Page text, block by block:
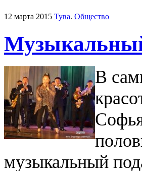
12 марта 2015 Тува. Общество
В
музыкальный